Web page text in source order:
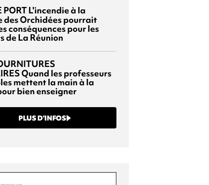
PORTL'incendie à la
des Orchidées pourrait
conséquences pour les
de La Réunion
Quand les professeurs
mettent la main à la
bien enseigner
PLUS D’INFOS